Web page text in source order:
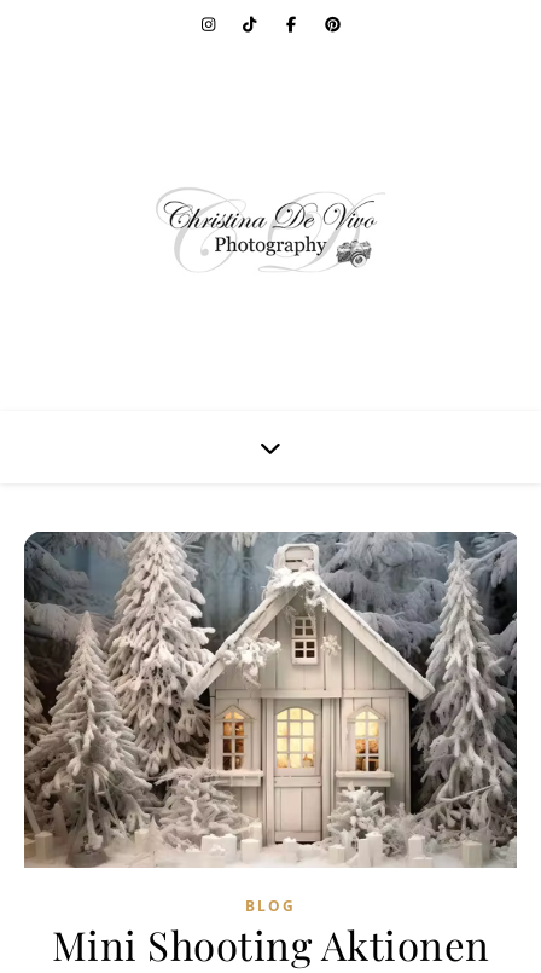
BLOG
Mini Shooting Aktionen